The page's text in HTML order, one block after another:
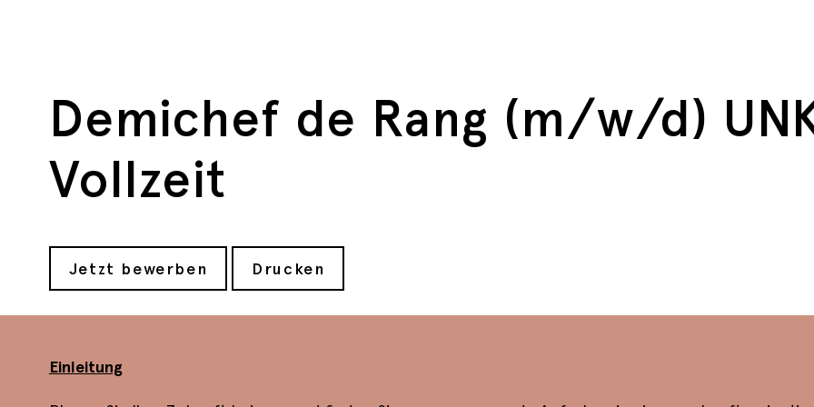
Demichef de Rang (m/w/d)
Vollzeit
Jetzt bewerben Drucken
Einleitung